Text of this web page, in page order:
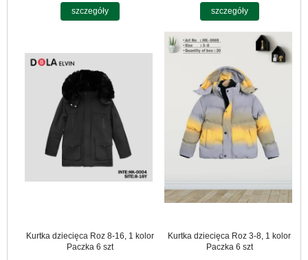
szczegóły szczegóły
Kurtka dziecięca Roz 8-16, 1 kolor
Paczka 6 szt
Kurtka dziecięca Roz 3-8, 1 kolor
Paczka 6 szt